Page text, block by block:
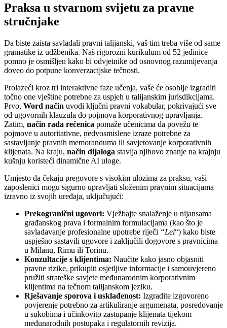
Praksa u stvarnom svijetu za pravne
stručnjake
Da biste zaista savladali pravni talijanski, vaš tim treba više od same
gramatike iz udžbenika. Naš rigorozni kurikulum od 52 jedinice
pomno je osmišljen kako bi odvjetnike od osnovnog razumijevanja
doveo do potpune konverzacijske tečnosti.
Prolazeći kroz tri interaktivne faze učenja, vaše će osoblje izgraditi
točno one vještine potrebne za uspjeh u talijanskim jurisdikcijama.
Prvo, Word način uvodi ključni pravni vokabular, pokrivajući sve
od ugovornih klauzula do pojmova korporativnog upravljanja.
Zatim, način rada rečenica pomaže učenicima da povežu te
pojmove u autoritativne, nedvosmislene izraze potrebne za
sastavljanje pravnih memoranduma ili savjetovanje korporativnih
klijenata. Na kraju, način dijaloga stavlja njihovo znanje na krajnju
kušnju koristeći dinamične AI uloge.
Umjesto da čekaju pregovore s visokim ulozima za praksu, vaši
zaposlenici mogu sigurno upravljati složenim pravnim situacijama
izravno iz svojih uređaja, uključujući:
Prekogranični ugovori: Vježbajte snalaženje u nijansama
građanskog prava i formalnim formulacijama (kao što je
savladavanje profesionalne upotrebe riječi “Lei“) kako biste
uspješno sastavili ugovore i zaključili dogovore s pravnicima
u Milanu, Rimu ili Torinu.
Konzultacije s klijentima: Naučite kako jasno objasniti
pravne rizike, prikupiti osjetljive informacije i samouvjereno
pružiti strateške savjete međunarodnim korporativnim
klijentima na tečnom talijanskom jeziku.
Rješavanje sporova i usklađenost: Izgradite izgovoreno
povjerenje potrebno za artikuliranje argumenata, posredovanje
u sukobima i učinkovito zastupanje klijenata tijekom
međunarodnih postupaka i regulatornih revizija.